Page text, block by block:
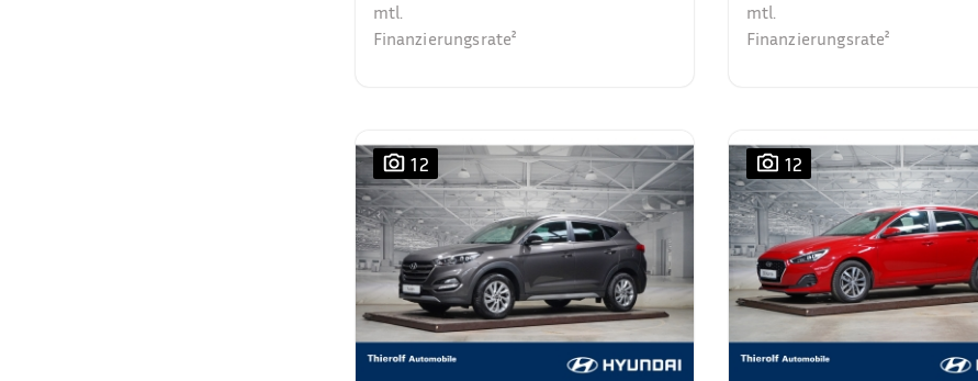
mtl.
Finanzierungsrate²
mtl.
Finanzierungsrate²
12 12